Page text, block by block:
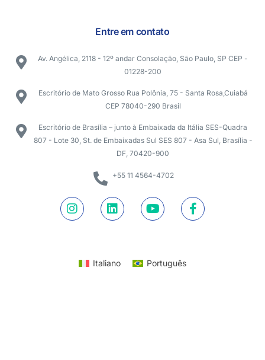
Entre em contato
Av. Angélica, 2118 - 12º andar Consolação, São Paulo, SP CEP -
01228-200
Escritório de Mato Grosso Rua Polônia, 75 - Santa Rosa,Cuiabá
CEP 78040-290 Brasil
Escritório de Brasília – junto à Embaixada da Itália SES-Quadra
807 - Lote 30, St. de Embaixadas Sul SES 807 - Asa Sul, Brasília -
DF, 70420-900
+55 11 4564-4702
Italiano Português